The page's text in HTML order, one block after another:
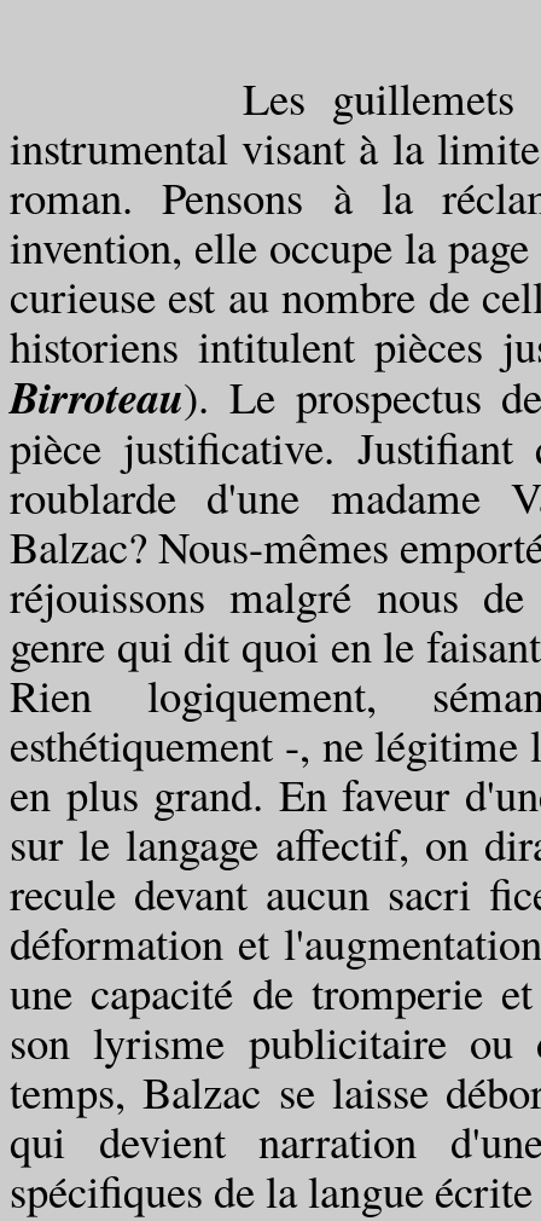
Les guillemets ont
instrumental visant à la
roman. Pensons à la
invention, elle occupe la
curieuse est au nombre de
historiens intitulent pièces
Birroteau). Le prospectus
pièce justificative.
roublarde d'une madame
Balzac? Nous-mêmes
réjouissons malgré nous
genre qui dit quoi en le
Rien logiquement,
esthétiquement -, ne
en plus grand. En faveur
sur le langage affectif, on
recule devant aucun sacri
déformation et
une capacité de tromperie
son lyrisme publicitaire
temps, Balzac se laisse
qui devient narration
spécifiques de la langue